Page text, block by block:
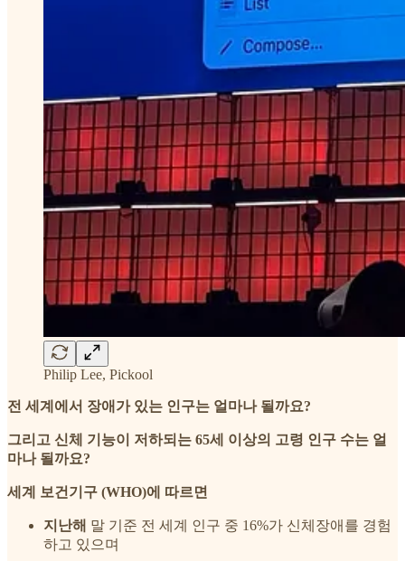
Philip Lee, Pickool
전 세계에서 장애가 있는 인구는 얼마나 될까요?
그리고 신체 기능이 저하되는 65세 이상의 고령 인구 수는 얼
마나 될까요?
세계 보건기구 (WHO)에 따르면
지난해 말 기준 전 세계 인구 중 16%가 신체장애를 경험
하고 있으며